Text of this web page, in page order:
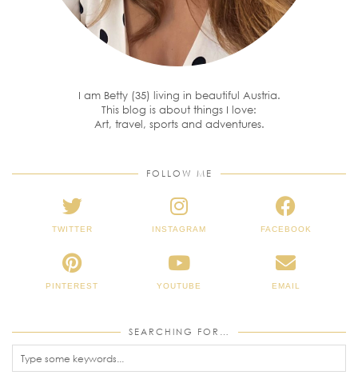
I am Betty (35) living in beautiful Austria.
This blog is about things I love:
Art, travel, sports and adventures.
FOLLOW ME
TWITTER INSTAGRAM FACEBOOK
PINTEREST YOUTUBE EMAIL
SEARCHING FOR…